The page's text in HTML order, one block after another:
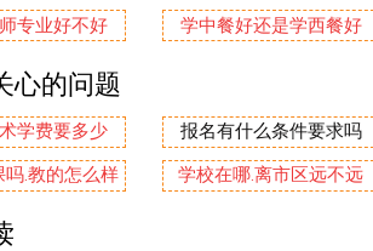
专业好不好 学中餐好还是学西餐好
心的问题
学费要多少 报名有什么条件要求吗
.教的怎么样 学校在哪.离市区远不远